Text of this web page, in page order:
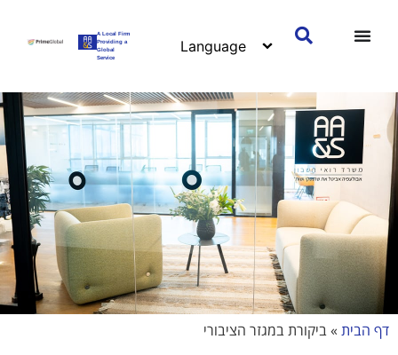
A Local Firm
Providing a
Global
Service
דף הבית »ביקורת במגזר הציבורי